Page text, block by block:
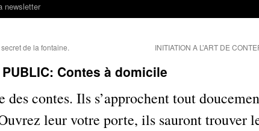
newsletter
de la fontaine. INITIATION A L’ART DE
PUBLIC: Contes à domicile
contes. Ils s’approchent tout
leur votre porte, ils sauront trouver